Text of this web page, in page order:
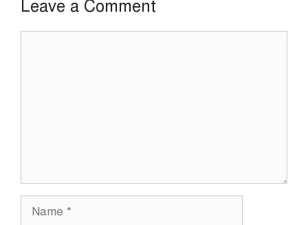
Leave a Comment